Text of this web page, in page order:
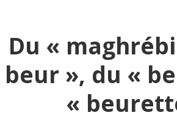
Du «
beur », du «
«